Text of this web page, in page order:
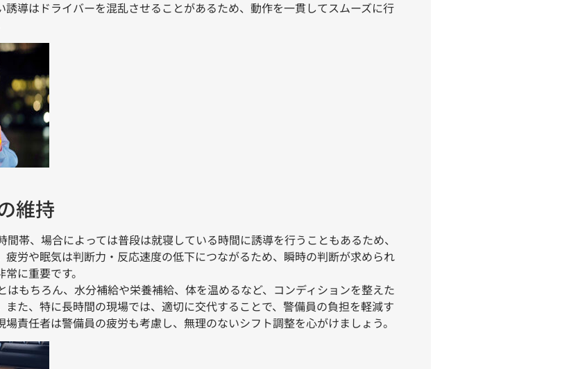
誘導はドライバーを混乱させることがあるため、動作を一貫してスムーズに行
維持
帯、場合によっては普段は就寝している時間に誘導を行うこともあるため、
疲労や眠気は判断力・反応速度の低下につながるため、瞬時の判断が求められ
に重要です。
はもちろん、水分補給や栄養補給、体を温めるなど、コンディションを整えた
また、特に長時間の現場では、適切に交代することで、警備員の負担を軽減す
責任者は警備員の疲労も考慮し、無理のないシフト調整を心がけましょう。